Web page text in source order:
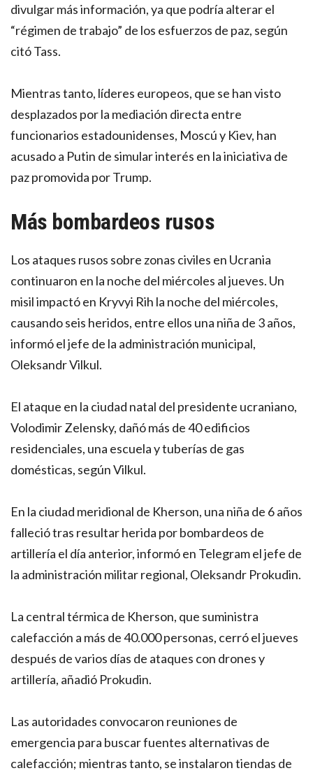
divulgar más información, ya que podría alterar el
“régimen de trabajo” de los esfuerzos de paz, según
citó Tass.
Mientras tanto, líderes europeos, que se han visto
desplazados por la mediación directa entre
funcionarios estadounidenses, Moscú y Kiev, han
acusado a Putin de simular interés en la iniciativa de
paz promovida por Trump.
Más bombardeos rusos
Los ataques rusos sobre zonas civiles en Ucrania
continuaron en la noche del miércoles al jueves. Un
misil impactó en Kryvyi Rih la noche del miércoles,
causando seis heridos, entre ellos una niña de 3 años,
informó el jefe de la administración municipal,
Oleksandr Vilkul.
El ataque en la ciudad natal del presidente ucraniano,
Volodimir Zelensky, dañó más de 40 edificios
residenciales, una escuela y tuberías de gas
domésticas, según Vilkul.
En la ciudad meridional de Kherson, una niña de 6 años
falleció tras resultar herida por bombardeos de
artillería el día anterior, informó en Telegram el jefe de
la administración militar regional, Oleksandr Prokudin.
La central térmica de Kherson, que suministra
calefacción a más de 40.000 personas, cerró el jueves
después de varios días de ataques con drones y
artillería, añadió Prokudin.
Las autoridades convocaron reuniones de
emergencia para buscar fuentes alternativas de
calefacción; mientras tanto, se instalaron tiendas de